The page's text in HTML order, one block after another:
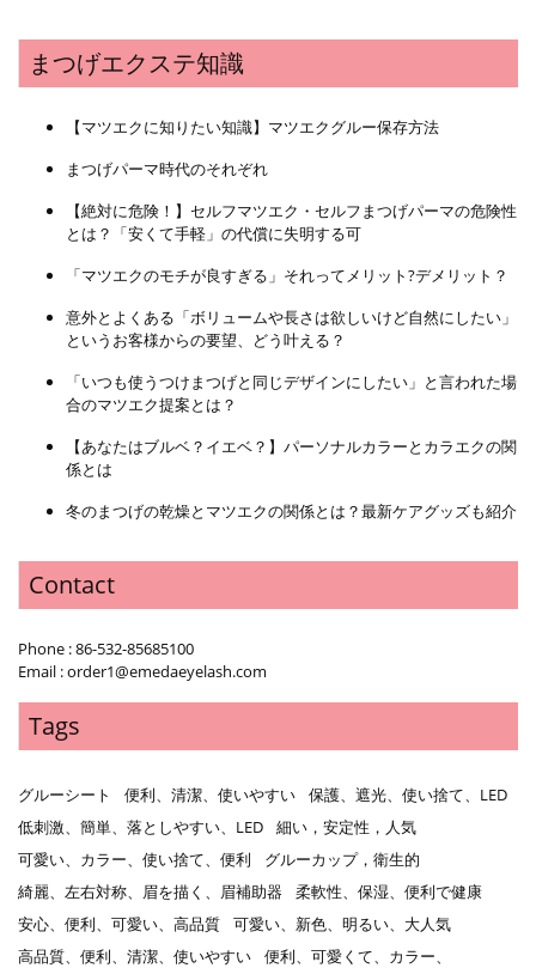
まつげエクステ知識
【マツエクに知りたい知識】マツエクグルー保存方法
まつげパーマ時代のそれぞれ
【絶対に危険！】セルフマツエク・セルフまつげパーマの危険性
とは？「安くて手軽」の代償に失明する可
「マツエクのモチが良すぎる」それってメリット?デメリット？
意外とよくある「ボリュームや長さは欲しいけど自然にしたい」
というお客様からの要望、どう叶える？
「いつも使うつけまつげと同じデザインにしたい」と言われた場
合のマツエク提案とは？
【あなたはブルベ？イエベ？】パーソナルカラーとカラエクの関
係とは
冬のまつげの乾燥とマツエクの関係とは？最新ケアグッズも紹介
Contact
Phone : 86-532-85685100
Email : order1@emedaeyelash.com
Tags
グルーシート 便利、清潔、使いやすい
保護、遮光、使い捨て、LED
低刺激、簡単、落としやすい、LED
細い，安定性，人気
可愛い、カラー、使い捨て、便利
グルーカップ，衛生的
綺麗、左右対称、眉を描く、眉補助器
柔軟性、保湿、便利で健康
安心、便利、可愛い、高品質
可愛い、新色、明るい、大人気
高品質、便利、清潔、使いやすい
便利、可愛くて、カラー、